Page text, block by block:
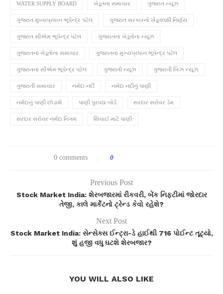
WATER SUPPLY BOARD ખેડૂતના સમાચાર ગુજરાત ન્યૂઝ
ગુજરાત મુખ્યપ્રધાન ભૂપેન્દ્ર પટેલ ગુજરાત સરકારનો ખેડૂતલક્ષી નિર્ણય
ગુજરાત સીએમ ભૂપેન્દ્ર પટેલ ગુજરાતના ખેડૂતોના ન્યૂઝ
ગુજરાતના ખેડૂતોના સમાચાર ગુજરાતના મુખ્યપ્રધાન ભૂપેન્દ્ર પટેલ
ગુજરાતના સીએમ ભૂપેન્દ્ર પટેલ ગુજરાતી ન્યૂઝ ગુજરાતી બિઝ ન્યૂઝ
ગુજરાતી સમાચાર નર્મદા નદી નર્મદા નદીનું પાણી
નર્મદાનું પાણી છોડાશે પાણી પુરવઠા બોર્ડ સરદાર સરોવર ડેમ
સરદાર સરોવર નર્મદા નિગમ સિંચાઈ માટે પાણી
0 comments 0
Previous Post
Stock Market India: શેરબજારમાં રીકવરી, બેંક નિફ્ટીમાં જોરદાર
તેજી, કાલે માર્કેટનો ટ્રેન્ડ કેવો રહેશે?
Next Post
Stock Market India: સેન્સેક્સ ઈન્ટ્રા-ડે હાઈથી 716 પોઈન્ટ તૂટ્યો,
શું હજી વધુ ઘટશે શેરબજાર?
YOU WILL ALSO LIKE